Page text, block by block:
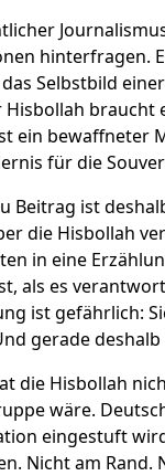
hinterfragen.
das Selbstbild
Hisbollah braucht
ein bewaffneter
für die
Beitrag ist
die Hisbollah
in eine
als es
ist gefährlich:
gerade
die Hisbollah
wäre.
eingestuft
Nicht am